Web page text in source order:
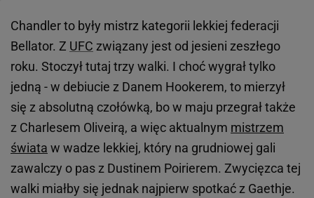
Chandler to były mistrz kategorii lekkiej federacji
Bellator. Z UFC związany jest od jesieni zeszłego
roku. Stoczył tutaj trzy walki. I choć wygrał tylko
jedną - w debiucie z Danem Hookerem, to mierzył
się z absolutną czołówką, bo w maju przegrał także
z Charlesem Oliveirą, a więc aktualnym mistrzem
świata w wadze lekkiej, który na grudniowej gali
zawalczy o pas z Dustinem Poirierem. Zwycięzca tej
walki miałby się jednak najpierw spotkać z Gaethje.